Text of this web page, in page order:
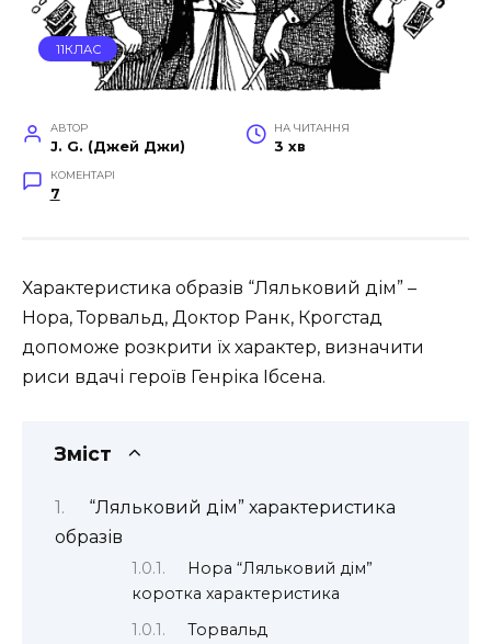
11КЛАС
АВТОР
J. G. (Джей Джи)
НА ЧИТАННЯ
3 хв
КОМЕНТАРІ
7
Характеристика образів “Ляльковий дім” –
Нора, Торвальд, Доктор Ранк, Крогстад
допоможе розкрити їх характер, визначити
риси вдачі героїв Генріка Ібсена.
Зміст
“Ляльковий дім” характеристика
образів
Нора “Ляльковий дім”
коротка характеристика
Торвальд